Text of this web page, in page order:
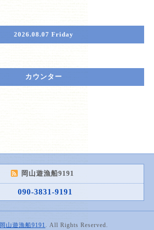
2026.08.07 Friday
カウンター
岡山遊漁船9191
090-3831-9191
岡山遊漁船9191 . All Rights Reserved.